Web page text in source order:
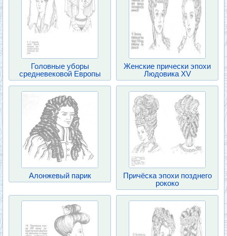
Головные уборы
средневековой Европы
Женские прически эпохи
Людовика XV
Алонжевый парик
Причёска эпохи позднего
рококо